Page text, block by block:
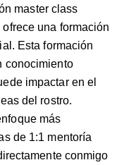
master class
una formación
Esta formación
conocimiento
impactar en el
del rostro.
más
de 1:1 mentoría
conmigo